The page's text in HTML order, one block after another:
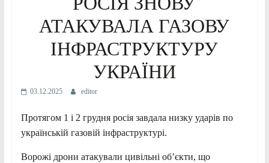
АТАКУВАЛА ГАЗОВУ
ІНФРАСТРУКТУРУ
УКРАЇНИ
03.12.2025 editor
Протягом 1 і 2 грудня росія завдала низку ударів по
українській газовій інфраструктурі.
Ворожі дрони атакували цивільні об’єкти, що